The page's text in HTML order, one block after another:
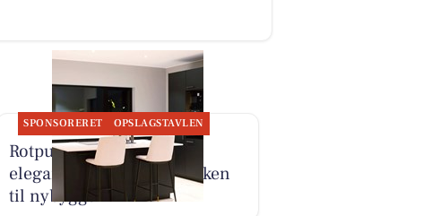
SPONSORERET OPSLAGSTAVLEN
Rotpunkt Køkken leverer
elegant sort og hvidt køkken
til nybyggeri